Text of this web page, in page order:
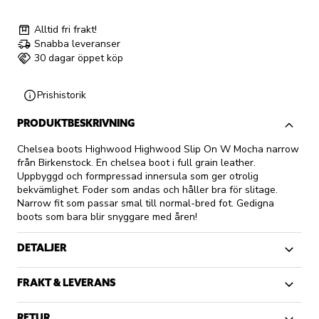
Alltid fri frakt!
Snabba leveranser
30 dagar öppet köp
Prishistorik
PRODUKTBESKRIVNING
Chelsea boots Highwood Highwood Slip On W Mocha narrow
från Birkenstock. En chelsea boot i full grain leather.
Uppbyggd och formpressad innersula som ger otrolig
bekvämlighet. Foder som andas och håller bra för slitage.
Narrow fit som passar smal till normal-bred fot. Gedigna
boots som bara blir snyggare med åren!
DETALJER
FRAKT & LEVERANS